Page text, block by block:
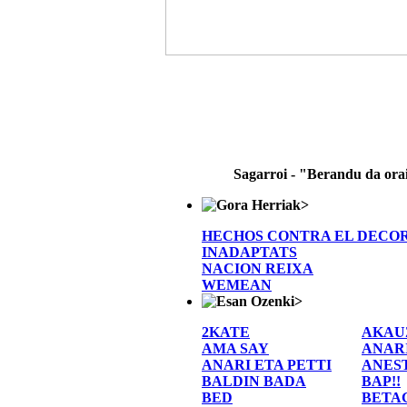
Sagarroi - "Berandu da
>
HECHOS CONTRA EL
INADAPTATS
NACION REIXA
WEMEAN
>
2KATE
AMA SAY
ANARI ETA PETTI
BALDIN BADA
BAP!!
BED